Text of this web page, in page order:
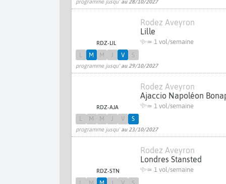
programme jusqu'au 28/10/2027
RDZ-LIL
Rodez Aveyron
Lille
≃ 1 vol/semaine
programme jusqu'au 29/10/2027
L M M J V S
RDZ-AJA
Rodez Aveyron
Ajaccio Napoléon
≃ 1 vol/semaine
programme jusqu'au 23/10/2027
L M M J V S
RDZ-STN
Rodez Aveyron
Londres Stansted
≃ 1 vol/semaine